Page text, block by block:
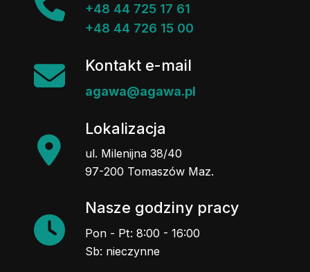
+48 44 725 17 61
+48 44 726 15 00
Kontakt e-mail
agawa@agawa.pl
Lokalizacja
ul. Milenijna 38/40
97-200 Tomaszów Maz.
Nasze godziny pracy
Pon - Pt: 8:00 - 16:00
Sb: nieczynne